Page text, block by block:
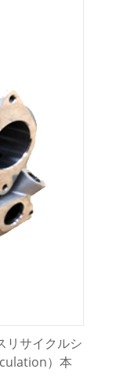
リサイクルシ
）本